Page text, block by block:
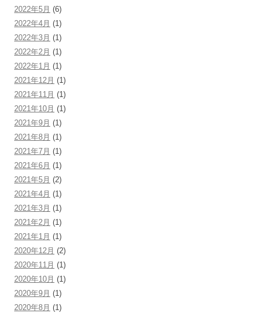
2022年5月 (6)
2022年4月 (1)
2022年3月 (1)
2022年2月 (1)
2022年1月 (1)
2021年12月 (1)
2021年11月 (1)
2021年10月 (1)
2021年9月 (1)
2021年8月 (1)
2021年7月 (1)
2021年6月 (1)
2021年5月 (2)
2021年4月 (1)
2021年3月 (1)
2021年2月 (1)
2021年1月 (1)
2020年12月 (2)
2020年11月 (1)
2020年10月 (1)
2020年9月 (1)
2020年8月 (1)